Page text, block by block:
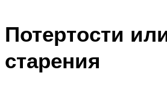
Потертости
старения